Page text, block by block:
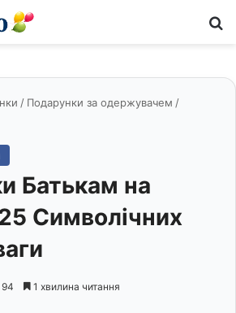
/ Подарунки за одержувачем /
Батькам на
Символічних
94 1 хвилина читання